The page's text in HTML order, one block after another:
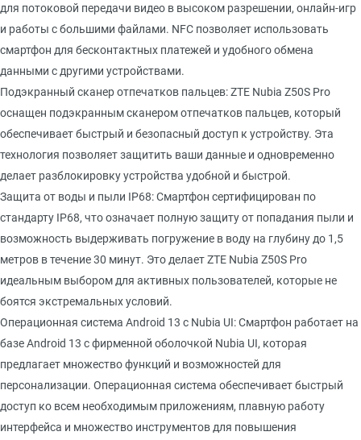
для потоковой передачи видео в высоком разрешении, онлайн-игр
и работы с большими файлами. NFC позволяет использовать
смартфон для бесконтактных платежей и удобного обмена
данными с другими устройствами.
Подэкранный сканер отпечатков пальцев: ZTE Nubia Z50S Pro
оснащен подэкранным сканером отпечатков пальцев, который
обеспечивает быстрый и безопасный доступ к устройству. Эта
технология позволяет защитить ваши данные и одновременно
делает разблокировку устройства удобной и быстрой.
Защита от воды и пыли IP68: Смартфон сертифицирован по
стандарту IP68, что означает полную защиту от попадания пыли и
возможность выдерживать погружение в воду на глубину до 1,5
метров в течение 30 минут. Это делает ZTE Nubia Z50S Pro
идеальным выбором для активных пользователей, которые не
боятся экстремальных условий.
Операционная система Android 13 с Nubia UI: Смартфон работает на
базе Android 13 с фирменной оболочкой Nubia UI, которая
предлагает множество функций и возможностей для
персонализации. Операционная система обеспечивает быстрый
доступ ко всем необходимым приложениям, плавную работу
интерфейса и множество инструментов для повышения